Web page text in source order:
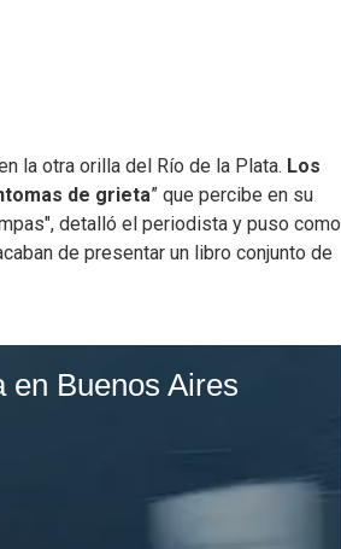
la otra orilla del Río de la Plata. Los
de grieta” que percibe en su
detalló el periodista y puso como
de presentar un libro conjunto de